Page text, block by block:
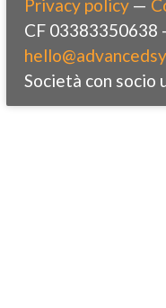
Privacy policy —
CF
Società con socio